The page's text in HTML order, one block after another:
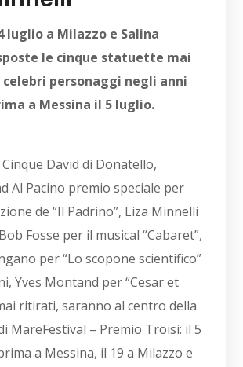
luglio a Milazzo e Salina
le cinque statuette mai
personaggi negli anni
a Messina il 5 luglio.
Cinque David di Donatello,
Al Pacino premio speciale per
de “Il Padrino”, Liza Minnelli
Fosse per il musical “Cabaret”,
per “Lo scopone scientifico”
Yves Montand per “Cesar et
ritirati, saranno al centro della
MareFestival – Premio Troisi: il 5
a Messina, il 19 a Milazzo e